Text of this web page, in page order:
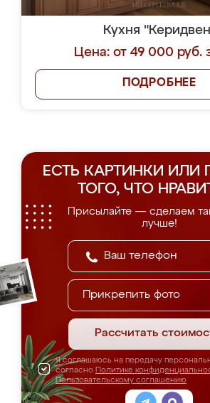
Кухня
Цена: от 49 000 руб.
ПОДРОБНЕЕ
ЕСТЬ КАРТИНКИ ИЛИ
ТОГО, ЧТО
Присылайте — сделаем
лучше!
Прикрепить фото
Рассчитать
Я соглашаюсь на передачу
согласно Политике
Пользовательскому соглашению